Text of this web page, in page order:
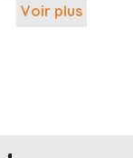
Voir plus